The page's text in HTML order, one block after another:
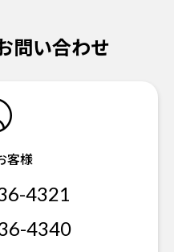
問い合わせ
客様
4321
4340